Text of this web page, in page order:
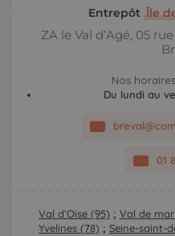
Entrepôt Île
ZA le Val d’Agé, 05
Nos
Du lundi au
01
Val d’Oise (95) ; Val de
Yvelines (78) ; Seine-saint-